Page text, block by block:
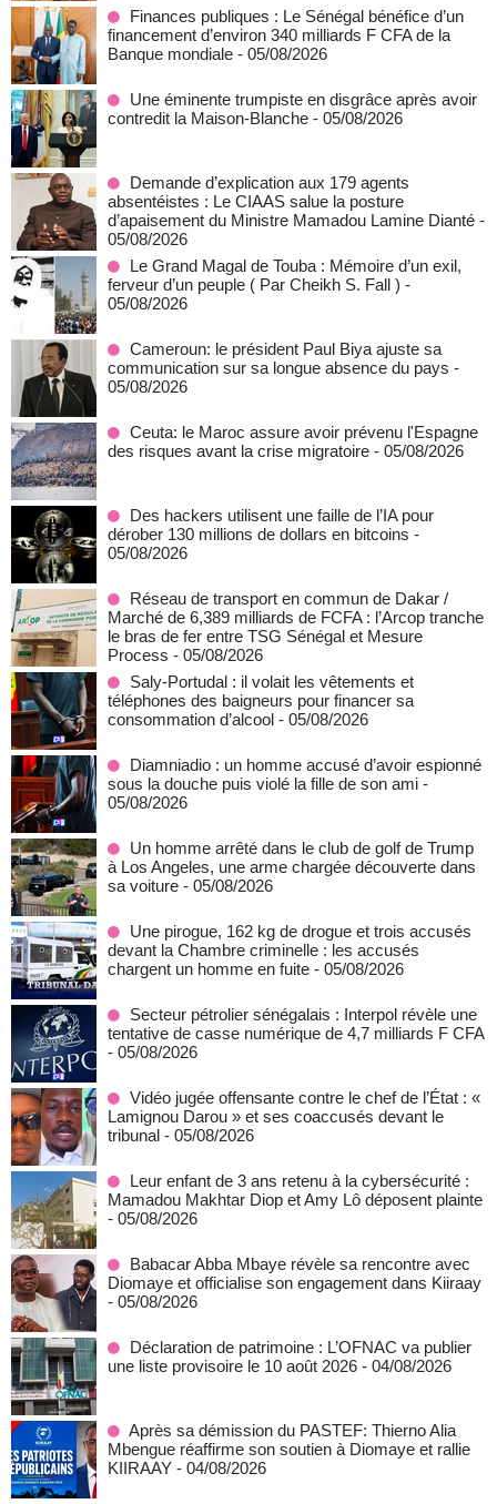
Finances publiques : Le Sénégal bénéfice d’un
financement d’environ 340 milliards F CFA de la
Banque mondiale - 05/08/2026
Une éminente trumpiste en disgrâce après avoir
contredit la Maison-Blanche - 05/08/2026
Demande d’explication aux 179 agents
absentéistes : Le CIAAS salue la posture
d’apaisement du Ministre Mamadou Lamine Dianté -
05/08/2026
Le Grand Magal de Touba : Mémoire d’un exil,
ferveur d’un peuple ( Par Cheikh S. Fall ) -
05/08/2026
Cameroun: le président Paul Biya ajuste sa
communication sur sa longue absence du pays -
05/08/2026
Ceuta: le Maroc assure avoir prévenu l'Espagne
des risques avant la crise migratoire - 05/08/2026
Des hackers utilisent une faille de l’IA pour
dérober 130 millions de dollars en bitcoins -
05/08/2026
Réseau de transport en commun de Dakar /
Marché de 6,389 milliards de FCFA : l’Arcop tranche
le bras de fer entre TSG Sénégal et Mesure
Process - 05/08/2026
Saly-Portudal : il volait les vêtements et
téléphones des baigneurs pour financer sa
consommation d’alcool - 05/08/2026
Diamniadio : un homme accusé d’avoir espionné
sous la douche puis violé la fille de son ami -
05/08/2026
Un homme arrêté dans le club de golf de Trump
à Los Angeles, une arme chargée découverte dans
sa voiture - 05/08/2026
Une pirogue, 162 kg de drogue et trois accusés
devant la Chambre criminelle : les accusés
chargent un homme en fuite - 05/08/2026
Secteur pétrolier sénégalais : Interpol révèle une
tentative de casse numérique de 4,7 milliards F CFA
- 05/08/2026
Vidéo jugée offensante contre le chef de l’État : «
Lamignou Darou » et ses coaccusés devant le
tribunal - 05/08/2026
Leur enfant de 3 ans retenu à la cybersécurité :
Mamadou Makhtar Diop et Amy Lô déposent plainte
- 05/08/2026
Babacar Abba Mbaye révèle sa rencontre avec
Diomaye et officialise son engagement dans Kiiraay
- 05/08/2026
Déclaration de patrimoine : L’OFNAC va publier
une liste provisoire le 10 août 2026 - 04/08/2026
Après sa démission du PASTEF: Thierno Alia
Mbengue réaffirme son soutien à Diomaye et rallie
KIIRAAY - 04/08/2026